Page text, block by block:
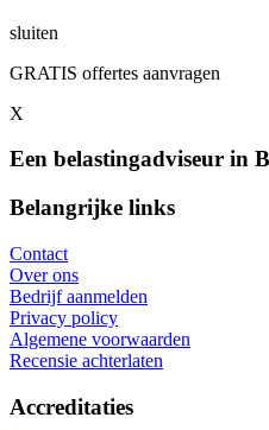
sluiten
GRATIS offertes aanvragen
X
Een belastingadviseur in
Belangrijke links
Contact
Over ons
Bedrijf aanmelden
Privacy policy
Algemene voorwaarden
Recensie achterlaten
Accreditaties